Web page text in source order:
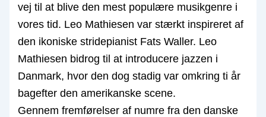
vej til at blive den mest populære musikgenre i
vores tid. Leo Mathiesen var stærkt inspireret af
den ikoniske stridepianist Fats Waller. Leo
Mathiesen bidrog til at introducere jazzen i
Danmark, hvor den dog stadig var omkring ti år
bagefter den amerikanske scene.
Gennem fremførelser af numre fra den danske